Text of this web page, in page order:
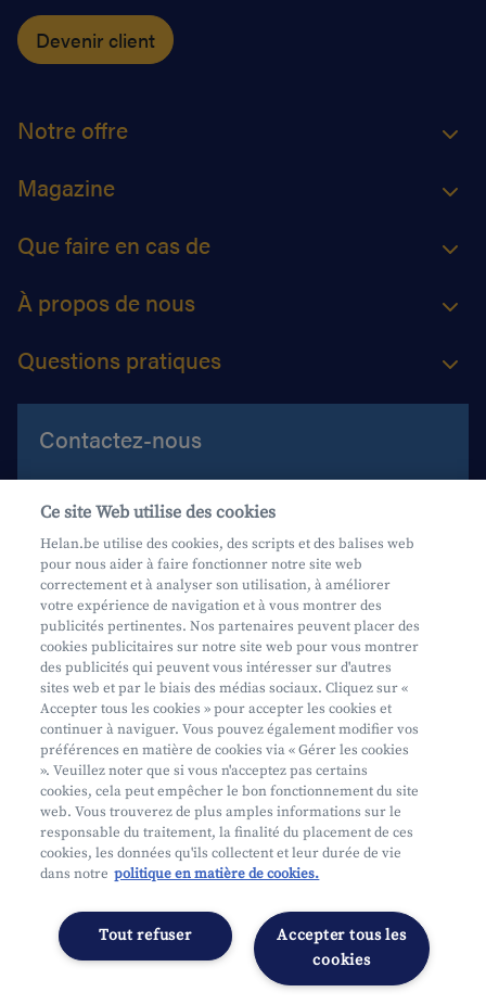
Devenir client
Notre offre
Magazine
Que faire en cas de
À propos de nous
Questions pratiques
Contactez-nous
Aide et contact
Prenez rendez-vous
Où nous trouver
Phishing
Mifid
Privacy
Info juridique
Soumis au contrôle de l'OCM
Déclaration d'accessibilité
Gérer les préférences
Ce site Web utilise des cookies
Helan.be utilise des cookies, des scripts et des balises web
pour nous aider à faire fonctionner notre site web
correctement et à analyser son utilisation, à améliorer
votre expérience de navigation et à vous montrer des
publicités pertinentes. Nos partenaires peuvent placer des
cookies publicitaires sur notre site web pour vous montrer
des publicités qui peuvent vous intéresser sur d'autres
sites web et par le biais des médias sociaux. Cliquez sur «
Accepter tous les cookies » pour accepter les cookies et
continuer à naviguer. Vous pouvez également modifier vos
préférences en matière de cookies via « Gérer les cookies
». Veuillez noter que si vous n'acceptez pas certains
cookies, cela peut empêcher le bon fonctionnement du site
web. Vous trouverez de plus amples informations sur le
responsable du traitement, la finalité du placement de ces
cookies, les données qu'ils collectent et leur durée de vie
dans notre politique en matière de cookies.
Accepter tous les
cookies
Tout refuser